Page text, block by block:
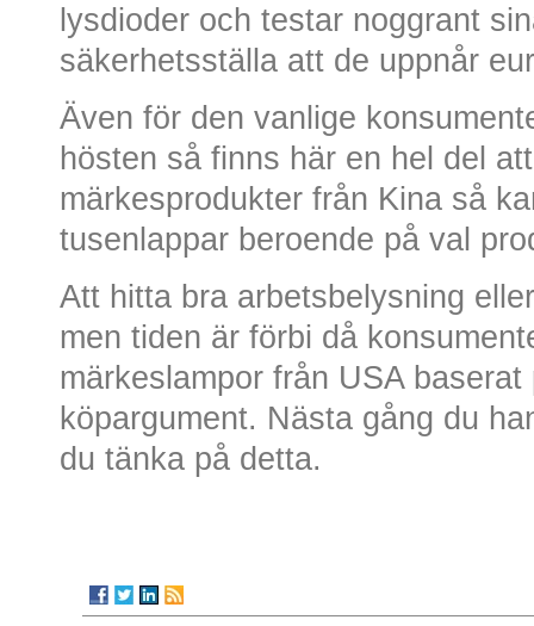
lysdioder och testar noggrant
säkerhetsställa att de uppnår
Även för den vanlige
hösten så finns här en hel del
märkesprodukter från Kina så
tusenlappar beroende på val
Att hitta bra arbetsbelysning
men tiden är förbi då
märkeslampor från USA
köpargument. Nästa gång du
du tänka på detta.